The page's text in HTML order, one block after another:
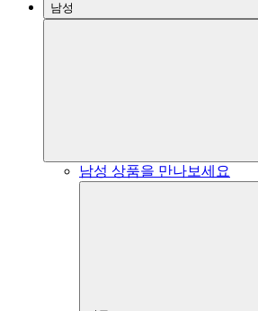
남성
남성 상품을 만나보세요